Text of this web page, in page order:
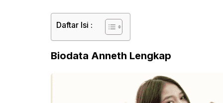
Daftar Isi :
Biodata Anneth Lengkap